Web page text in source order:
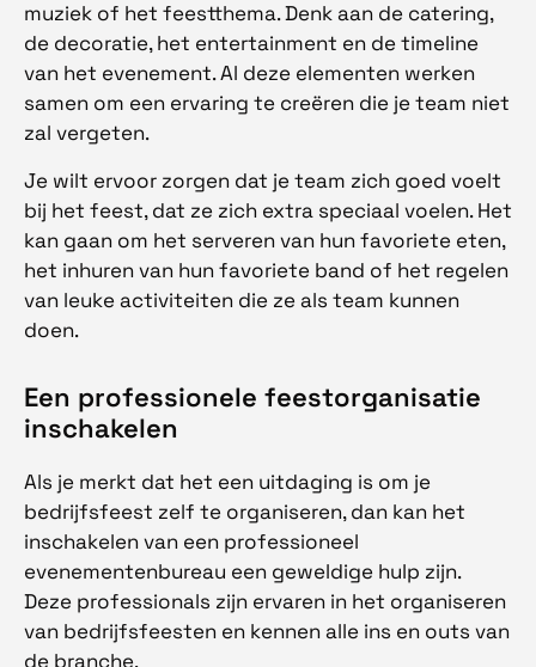
muziek of het feestthema. Denk aan de catering,
de decoratie, het entertainment en de timeline
van het evenement. Al deze elementen werken
samen om een ervaring te creëren die je team niet
zal vergeten.
Je wilt ervoor zorgen dat je team zich goed voelt
bij het feest, dat ze zich extra speciaal voelen. Het
kan gaan om het serveren van hun favoriete eten,
het inhuren van hun favoriete band of het regelen
van leuke activiteiten die ze als team kunnen
doen.
Een professionele feestorganisatie
inschakelen
Als je merkt dat het een uitdaging is om je
bedrijfsfeest zelf te organiseren, dan kan het
inschakelen van een professioneel
evenementenbureau een geweldige hulp zijn.
Deze professionals zijn ervaren in het organiseren
van bedrijfsfeesten en kennen alle ins en outs van
de branche.